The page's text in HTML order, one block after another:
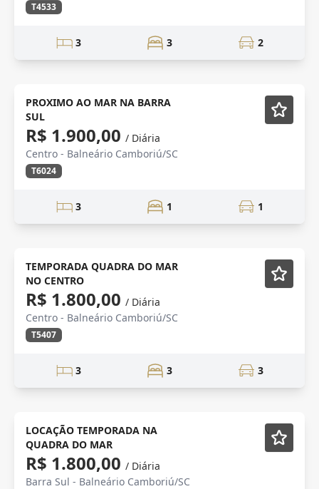
T4533
3 3 2
Mobiliado
PROXIMO AO MAR NA BARRA
SUL
R$ 1.900,00 / Diária
Centro - Balneário Camboriú/SC
T6024
3 1 1
TEMPORADA Mobiliado
TEMPORADA QUADRA DO MAR
NO CENTRO
R$ 1.800,00 / Diária
Centro - Balneário Camboriú/SC
T5407
3 3 3
Mobiliado
LOCAÇÃO TEMPORADA NA
QUADRA DO MAR
R$ 1.800,00 / Diária
Barra Sul - Balneário Camboriú/SC